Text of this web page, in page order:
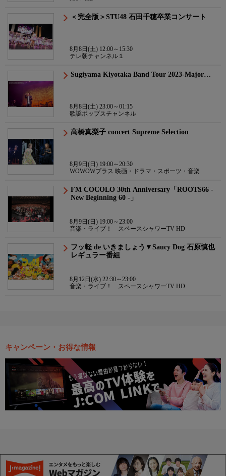
＜完全版＞STU48 石田千穂卒業コンサート
8月8日(土) 12:00～15:30
テレ朝チャンネル１
Sugiyama Kiyotaka Band Tour 2023-Major…
8月8日(土) 23:00～01:15
歌謡ポップスチャンネル
高橋真梨子 concert Supreme Selection
8月9日(日) 19:00～20:30
WOWOWプラス 映画・ドラマ・スポーツ・音楽
FM COCOLO 30th Anniversary「ROOTS66 -
New Beginning 60 -」
8月9日(日) 19:00～23:00
音楽・ライブ！ スペースシャワーTV HD
フッ軽 de いきましょう▼Saucy Dog 石原慎也
レギュラー番組
8月12日(水) 22:30～23:00
音楽・ライブ！ スペースシャワーTV HD
キャンペーン・お得な情報